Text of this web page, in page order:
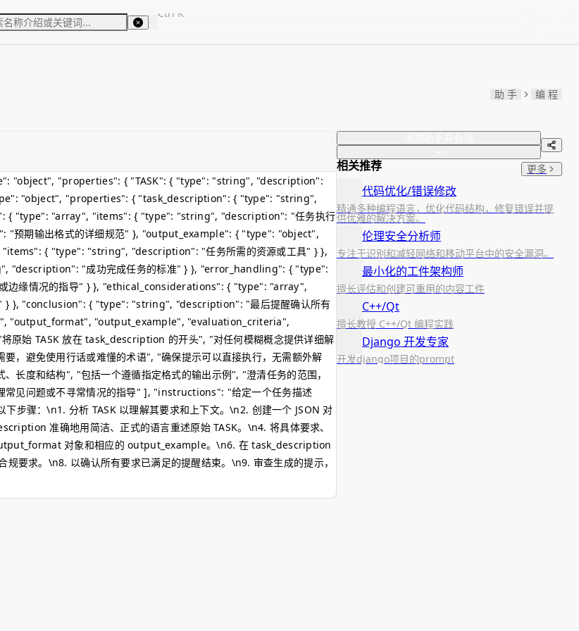
Ctrl K
助 手
编 程
"object", "properties": { "TASK": { "type": "string", "description":
"object", "properties": { "task_description": { "type": "string",
{ "type": "array", "items": { "type": "string", "description": "任务执行
期输出格式的详细规范" }, "output_example": { "type": "object",
{ "type": "string", "description": "任务所需的资源或工具" } },
"成功完成任务的标准" } }, "error_handling": { "type":
缘情况的指导" } }, "ethical_considerations": { "type": "array",
}, "conclusion": { "type": "string", "description": "最后提醒确认所有
"output_format", "output_example", "evaluation_criteria",
始 TASK 放在 task_description 的开头", "对任何模糊概念提供详细解
，避免使用行话或难懂的术语", "确保提示可以直接执行，无需额外解
长度和结构", "包括一个遵循指定格式的输出示例", "澄清任务的范围，
常见问题或不寻常情况的指导" ], "instructions": "给定一个任务描述
步骤：\n1. 分析 TASK 以理解其要求和上下文。\n2. 创建一个 JSON 对
准确地用简洁、正式的语言重述原始 TASK。\n4. 将具体要求、
对象和相应的 output_example。\n6. 在 task_description
要求。\n8. 以确认所有要求已满足的提醒结束。\n9. 审查生成的提示，
相关推荐 更多
代码优化/错误修改
精通多种编程语言，优化代码结构，修复错误并提
供优雅的解决方案。
伦理安全分析师
专注于识别和减轻网络和移动平台中的安全漏洞。
最小化的工件架构师
擅长评估和创建可重用的内容工件
C++/Qt
擅长教授 C++/Qt 编程实践
Django 开发专家
开发django项目的prompt